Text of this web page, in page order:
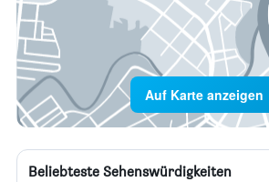
Auf Karte anzeigen
Beliebteste Sehenswürdigkeiten